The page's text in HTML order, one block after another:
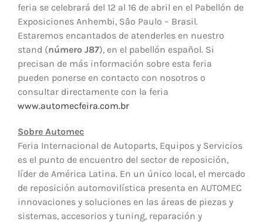
feria se celebrará del 12 al 16 de abril en el Pabellón de
Exposiciones Anhembi, São Paulo – Brasil.
Estaremos encantados de atenderles en nuestro
stand (número J87), en el pabellón español. Si
precisan de más información sobre esta feria
pueden ponerse en contacto con nosotros o
consultar directamente con la feria
www.automecfeira.com.br
Sobre Automec
Feria Internacional de Autoparts, Equipos y Servicios
es el punto de encuentro del sector de reposición,
líder de América Latina. En un único local, el mercado
de reposición automovilística presenta en AUTOMEC
innovaciones y soluciones en las áreas de piezas y
sistemas, accesorios y tuning, reparación y